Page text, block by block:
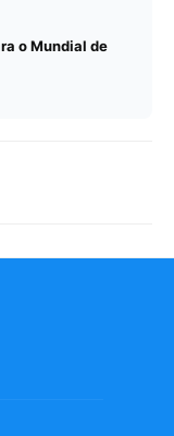
o Mundial de